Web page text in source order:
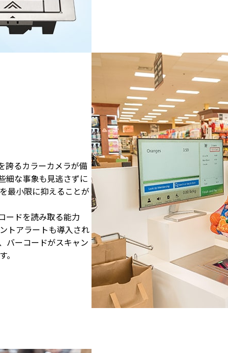
誇るカラーカメラが備
細な事象も見逃さずに
最小限に抑えることが
ードを読み取る能力
トアラートも導入され
バーコードがスキャン